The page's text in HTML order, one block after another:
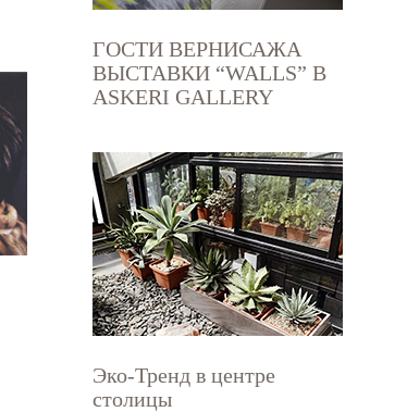
ГОСТИ ВЕРНИСАЖА
ВЫСТАВКИ “WALLS” В
ASKERI GALLERY
Эко-Тренд в центре
столицы